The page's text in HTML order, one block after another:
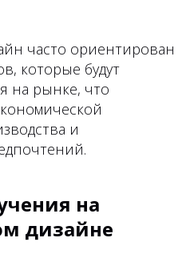
часто ориентирован
которые будут
на рынке, что
и
на
дизайне